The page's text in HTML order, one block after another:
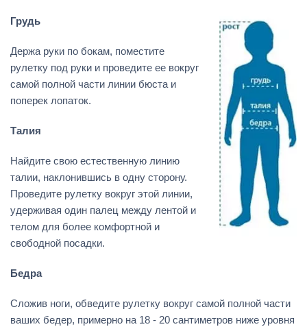
Грудь
Держа руки по бокам, поместите
рулетку под руки и проведите ее вокруг
самой полной части линии бюста и
поперек лопаток.
Талия
Найдите свою естественную линию
талии, наклонившись в одну сторону.
Проведите рулетку вокруг этой линии,
удерживая один палец между лентой и
телом для более комфортной и
свободной посадки.
Бедра
Сложив ноги, обведите рулетку вокруг самой полной части
ваших бедер, примерно на 18 - 20 сантиметров ниже уровня